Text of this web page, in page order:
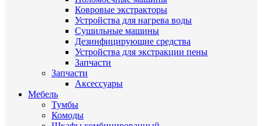
Ковровые экстракторы
Устройства для нагрева воды
Сушильные машины
Дезинфицирующие средства
Устройства для экстракции пены
Запчасти
Запчасти
Аксессуары
Мебель
Тумбы
Комоды